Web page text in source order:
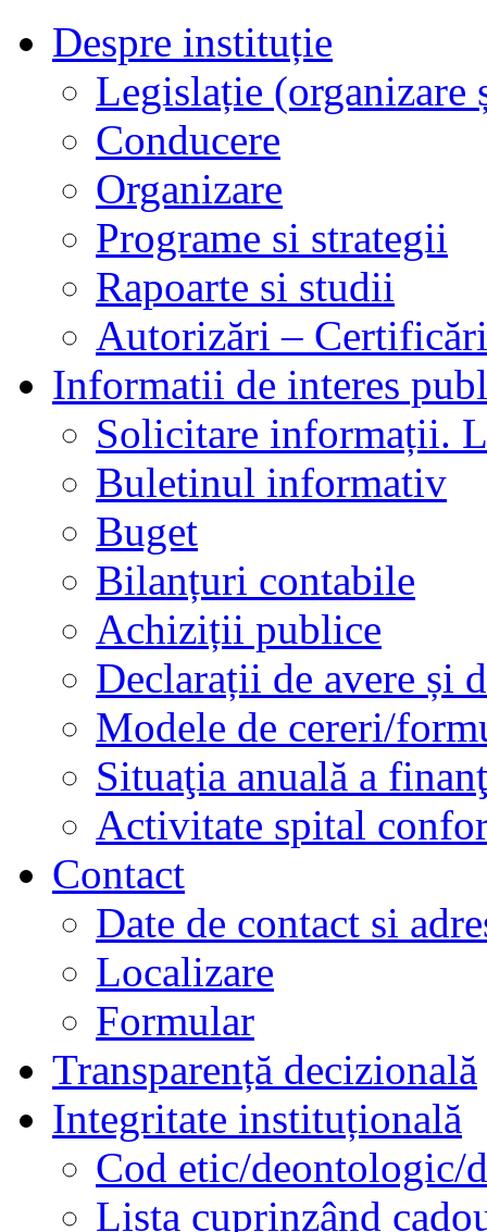
Despre instituție
Legislație
Conducere
Organizare
Programe si strategii
Rapoarte si studii
Autorizări –
Informatii de interes
Solicitare informații.
Buletinul informativ
Buget
Bilanțuri contabile
Achiziții publice
Declarații de avere și
Modele de cereri/
Situaţia anuală a
Activitate spital
Contact
Date de contact si
Localizare
Formular
Transparență decizională
Integritate instituțională
Cod etic/deontologic/
Lista cuprinzând